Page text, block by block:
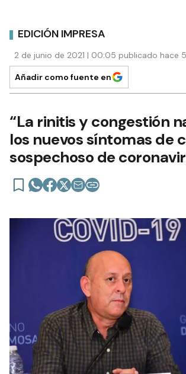
EDICIÓN IMPRESA
2 de junio de 2021 | 00:05 publicado hace
Añadir como fuente en
“La rinitis y congestión
los nuevos síntomas de
sospechoso de